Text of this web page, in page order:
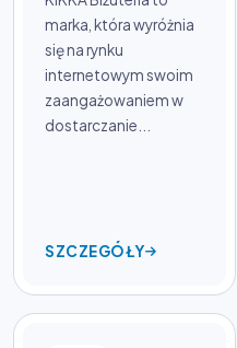
marka, która wyróżnia
się na rynku
internetowym swoim
zaangażowaniem w
dostarczanie...
SZCZEGÓŁY